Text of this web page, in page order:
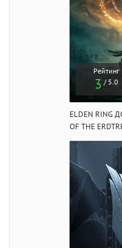
Рейтинг
3 / 5.0
ELDEN RING
OF THE